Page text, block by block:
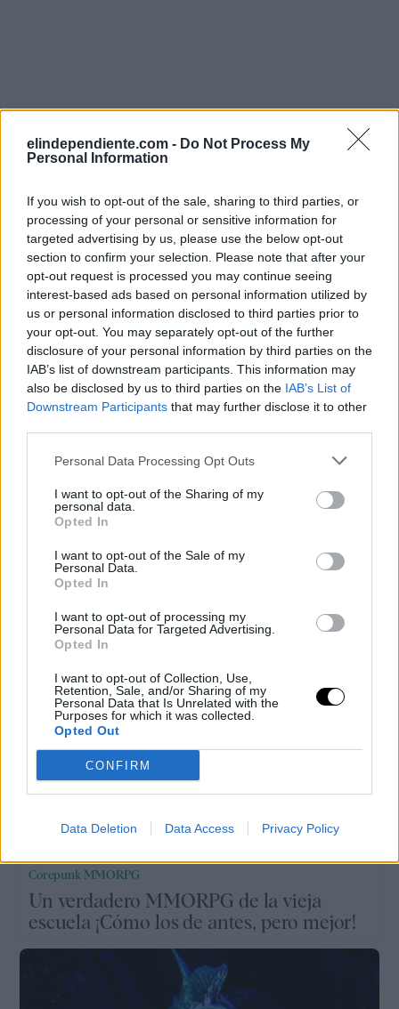
elindependiente.com - Do Not Process My
Personal Information
If you wish to opt-out of the sale, sharing to third parties, or
processing of your personal or sensitive information for
targeted advertising by us, please use the below opt-out
section to confirm your selection. Please note that after your
opt-out request is processed you may continue seeing
interest-based ads based on personal information utilized by
us or personal information disclosed to third parties prior to
your opt-out. You may separately opt-out of the further
disclosure of your personal information by third parties on the
IAB’s list of downstream participants. This information may
also be disclosed by us to third parties on the IAB’s List of
Downstream Participants that may further disclose it to other
Personal Data Processing Opt Outs
I want to opt-out of the Sharing of my
personal data.
Opted In
I want to opt-out of the Sale of my
Personal Data.
Opted In
I want to opt-out of processing my
Personal Data for Targeted Advertising.
Opted In
I want to opt-out of Collection, Use,
Retention, Sale, and/or Sharing of my
Personal Data that Is Unrelated with the
Purposes for which it was collected.
Opted Out
CONFIRM
Data Deletion Data Access Privacy Policy
Corepunk MMORPG
Un verdadero MMORPG de la vieja
escuela ¡Cómo los de antes, pero mejor!
CORONAVIRUS GOBIERNO DE ESPAÑA
Corepunk MMORPG
Un verdadero MMORPG de la vieja
escuela ¡Cómo los de antes, pero mejor!